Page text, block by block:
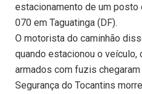
estacionamento de um posto
070 em Taguatinga (DF).
O motorista do caminhão
quando estacionou o
armados com fuzis
Segurança do Tocantins